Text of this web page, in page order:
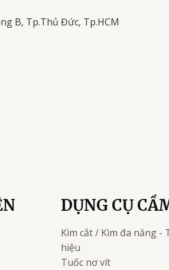
B, Tp.Thủ Đức, Tp.HCM
DỤNG CỤ
Kìm cắt / Kìm đa năng -
hiệu
Tuốc nơ vít